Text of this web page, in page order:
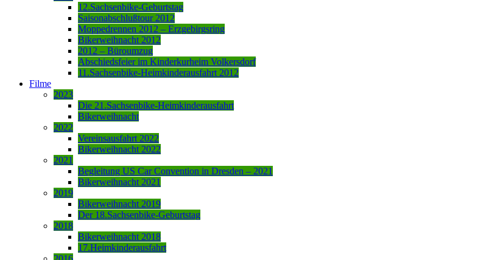
12.Sachsenbike-Geburtstag
Saisonabschlußtour 2012
Moppedrennen 2012 – Erzgebirgsring
Bikerweihnacht 2012
2012 – Büroumzug
Abschiedsfeier im Kinderkurheim Volkersdorf
11.Sachsenbike-Heimkinderausfahrt 2012
Filme
2023
Die 21.Sachsenbike-Heimkinderausfahrt
Bikerweihnacht
2022
Vereinsausfahrt 2022
Bikerweihnacht 2022
2021
Begleitung US Car Convention in Dresden – 2021
Bikerweihnacht 2021
2019
Bikerweihnacht 2019
Der 18.Sachsenbike-Geburtstag
2018
Bikerweihnacht 2018
17.Heimkinderausfahrt